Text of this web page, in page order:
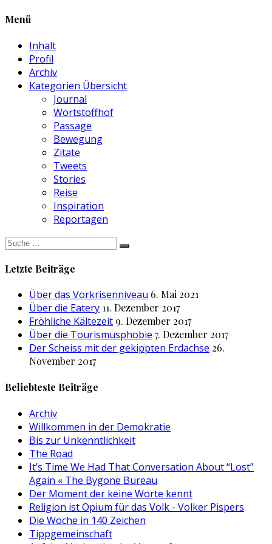
Menü
Inhalt
Profil
Archiv
Kategorien Übersicht
Journal
Wortstoffhof
Passage
Bewegung
Zitate
Tweets
Stories
Reise
Inspiration
Reportagen
Suche
nach:
Letzte Beiträge
Über das Vorkrisenniveau 6. Mai 2021
Über die Eatery 11. Dezember 2017
Fröhliche Kältezeit 9. Dezember 2017
Über die Tourismusphobie 7. Dezember 2017
Der Scheiss mit der gekippten Erdachse 26.
November 2017
Beliebteste Beiträge
Archiv
Willkommen in der Demokratie
Bis zur Unkenntlichkeit
The Road
It’s Time We Had That Conversation About “Lost”
Again « The Bygone Bureau
Der Moment der keine Worte kennt
Religion ist Opium für das Volk - Volker Pispers
Die Woche in 140 Zeichen
Tippgemeinschaft